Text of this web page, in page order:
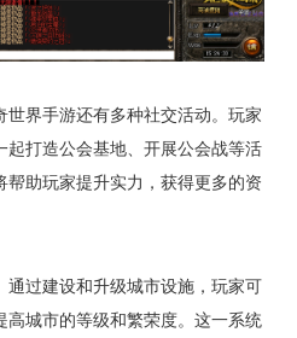
世界手游还有多种社交活动。玩家
起打造公会基地、开展公会战等活
助玩家提升实力，获得更多的资
通过建设和升级城市设施，玩家可
高城市的等级和繁荣度。这一系统